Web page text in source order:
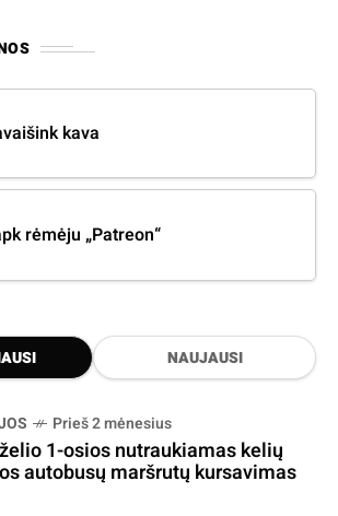
kava
rėmėju „Patreon“
NAUJAUSI
Prieš 2 mėnesius
1-osios nutraukiamas kelių
autobusų maršrutų kursavimas